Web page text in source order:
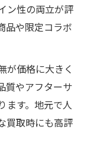
ン性の両立が評
品や限定コラボ
が価格に大きく
質やアフターサ
ます。地元で人
買取時にも高評